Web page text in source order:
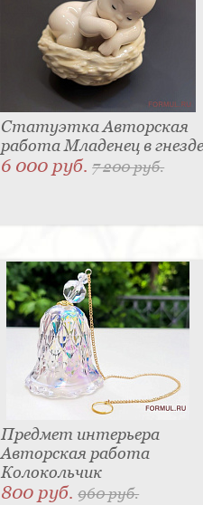
Статуэтка Авторская
работа Младенец в гнезде
6 000 руб.7 200 руб.
Предмет интерьера
Авторская работа
Колокольчик
800 руб.960 руб.